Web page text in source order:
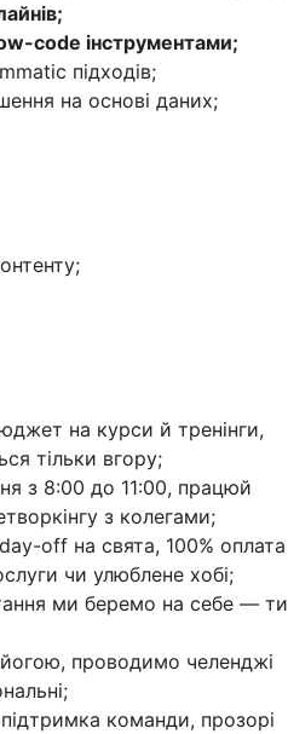
code інструментами;
підходів;
на основі даних;
на курси й тренінги,
тільки вгору;
з 8:00 до 11:00, працюй
з колегами;
off на свята, 100% оплата
чи улюблене хобі;
ми беремо на себе — ти
проводимо челенджі
команди, прозорі